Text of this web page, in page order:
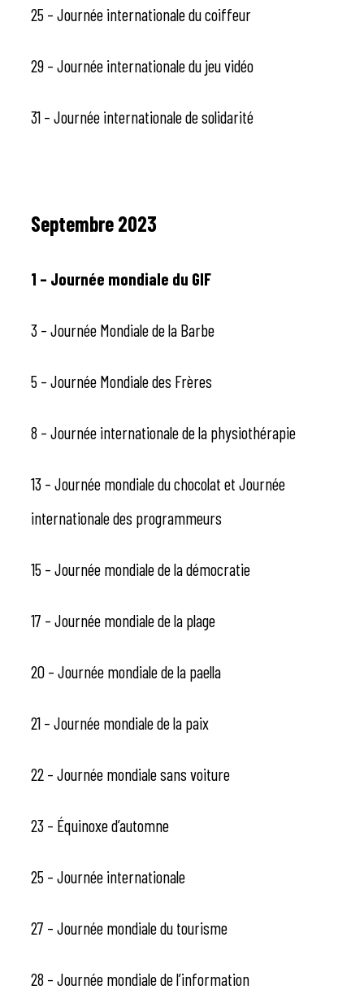
25 – Journée internationale du coiffeur
29 – Journée internationale du jeu vidéo
31 – Journée internationale de solidarité
Septembre 2023
1 – Journée mondiale du GIF
3 – Journée Mondiale de la Barbe
5 – Journée Mondiale des Frères
8 – Journée internationale de la physiothérapie
13 – Journée mondiale du chocolat et Journée
internationale des programmeurs
15 – Journée mondiale de la démocratie
17 – Journée mondiale de la plage
20 – Journée mondiale de la paella
21 – Journée mondiale de la paix
22 – Journée mondiale sans voiture
23 – Équinoxe d’automne
25 – Journée internationale
27 – Journée mondiale du tourisme
28 – Journée mondiale de l’information